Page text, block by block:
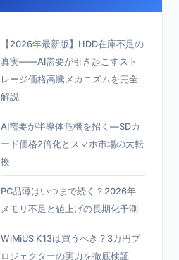
【2026年最新版】HDD在庫不足の
真実——AI需要が引き起こすスト
レージ価格高騰メカニズムを完全
解説
AI需要が半導体危機を招く—SDカ
ード価格2倍化とスマホ市場の大転
換
PC品薄はいつまで続く？2026年
メモリ不足と値上げの長期化予測
WiMiUS K13は買うべき？3万円プ
ロジェクターの実力を徹底検証